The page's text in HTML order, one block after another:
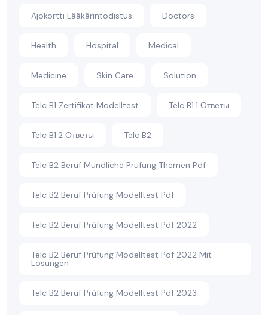
Ajokortti Lääkärintodistus Doctors
Health Hospital Medical
Medicine Skin Care Solution
Telc B1 Zertifikat Modelltest Telc B1.1 Ответы
Telc B1.2 Ответы Telc B2
Telc B2 Beruf Mündliche Prüfung Themen Pdf
Telc B2 Beruf Prüfung Modelltest Pdf
Telc B2 Beruf Prüfung Modelltest Pdf 2022
Telc B2 Beruf Prüfung Modelltest Pdf 2022 Mit
Lösungen
Telc B2 Beruf Prüfung Modelltest Pdf 2023